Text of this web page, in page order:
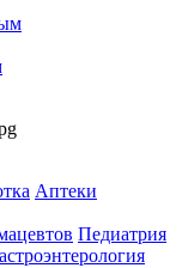
Аптеки
Педиатрия